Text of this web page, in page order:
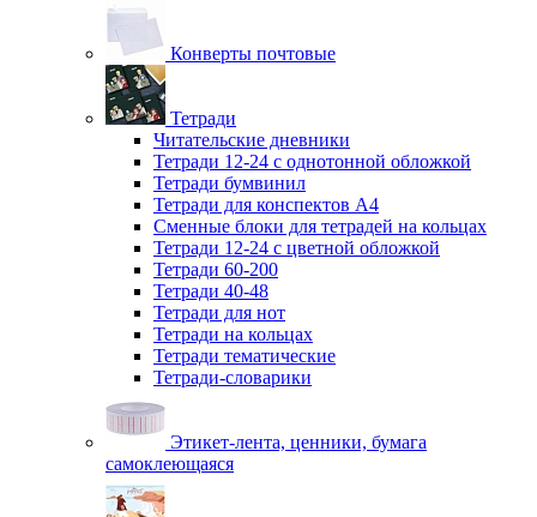
Конверты почтовые
Тетради
Читательские дневники
Тетради 12-24 с однотонной обложкой
Тетради бумвинил
Тетради для конспектов А4
Сменные блоки для тетрадей на кольцах
Тетради 12-24 с цветной обложкой
Тетради 60-200
Тетради 40-48
Тетради для нот
Тетради на кольцах
Тетради тематические
Тетради-словарики
Этикет-лента, ценники, бумага
самоклеющаяся